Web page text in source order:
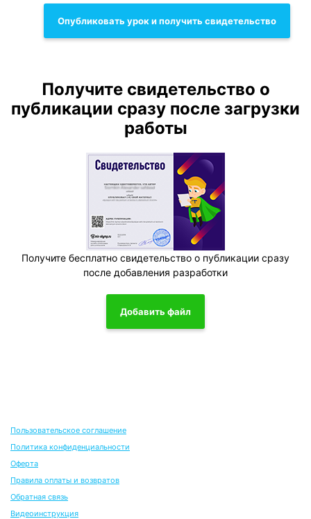
Опубликовать урок и получить свидетельство
Получите свидетельство о
публикации сразу после загрузки
работы
Получите бесплатно свидетельство о публикации сразу
после добавления разработки
Добавить файл
Пользовательское соглашение
Политика конфиденциальности
Оферта
Правила оплаты и возвратов
Обратная связь
Видеоинструкция